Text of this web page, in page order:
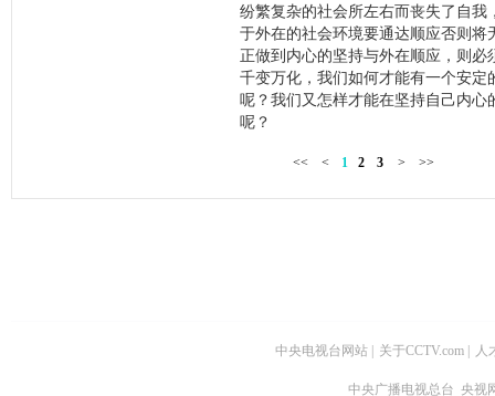
纷繁复杂的社会所左右而丧失了自我
于外在的社会环境要通达顺应否则将
正做到内心的坚持与外在顺应，则
千变万化，我们如何才能有一个安定
呢？我们又怎样才能在坚持自己内心
呢？
<< < 1 2 3 > >>
中央电视台网站 关于CCTV.com 人
中央广播电视总台 央视